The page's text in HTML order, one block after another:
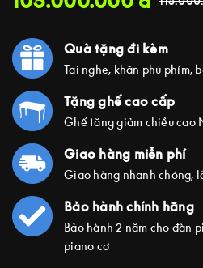
Quà tặng đi kèm
Tai nghe, khăn phủ phím,
Tặng ghế cao cấp
Ghế tăng giảm chiều cao
Giao hàng miễn phí
Giao hàng nhanh chóng,
Bảo hành chính hãng
Bảo hành 2 năm cho đàn
piano cơ